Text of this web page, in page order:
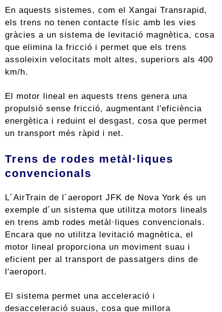
En aquests sistemes, com el Xangai Transrapid,
els trens no tenen contacte físic amb les vies
gràcies a un sistema de levitació magnètica, cosa
que elimina la fricció i permet que els trens
assoleixin velocitats molt altes, superiors als 400
km/h.
El motor lineal en aquests trens genera una
propulsió sense fricció, augmentant l'eficiència
energètica i reduint el desgast, cosa que permet
un transport més ràpid i net.
Trens de rodes metàl·liques
convencionals
L´AirTrain de l´aeroport JFK de Nova York és un
exemple d´un sistema que utilitza motors lineals
en trens amb rodes metàl·liques convencionals.
Encara que no utilitza levitació magnètica, el
motor lineal proporciona un moviment suau i
eficient per al transport de passatgers dins de
l'aeroport.
El sistema permet una acceleració i
desacceleració suaus, cosa que millora